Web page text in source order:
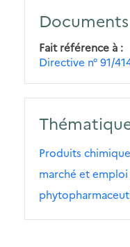
Fait référence à
Directive n° 91/
Produits
marché et